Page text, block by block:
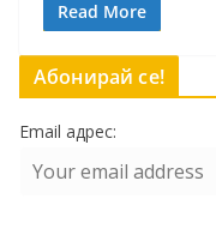
Read More
Абонирай се!
Email адрес: